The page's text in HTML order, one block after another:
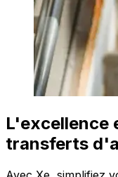
L'excellence
transferts